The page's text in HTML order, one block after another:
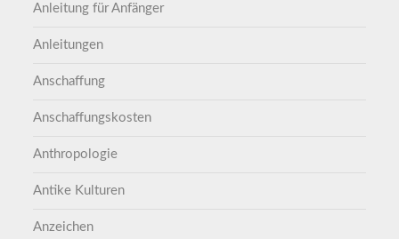
Anleitung für Anfänger
Anleitungen
Anschaffung
Anschaffungskosten
Anthropologie
Antike Kulturen
Anzeichen